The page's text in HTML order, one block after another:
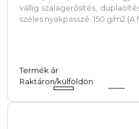
vállig szalagerősítés,
széles nyakpasszé. 150 g/m2 (A
Termék ár
Raktáron/külföldön